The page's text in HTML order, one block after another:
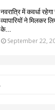
नवरात्रि में कवर्धा
व्यापारियों ने मिलकर
के...
September 22,